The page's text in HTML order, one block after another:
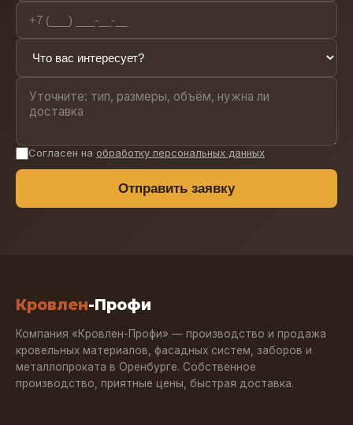
Согласен на обработку персональных данных
Отправить заявку
Кровлен-Профи
Компания «Кровлен-Профи» — производство и продажа
кровельных материалов, фасадных систем, заборов и
металлопроката в Оренбурге. Собственное
производство, приятные цены, быстрая доставка.